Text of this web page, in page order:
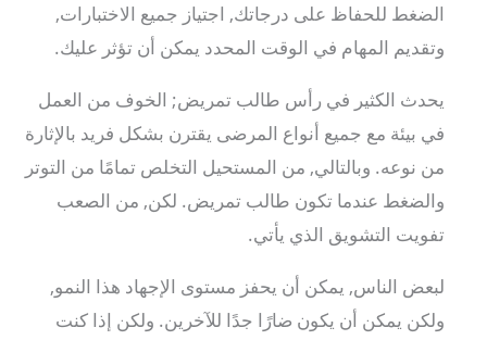
الضغط للحفاظ على درجاتك, اجتياز جميع الاختبارات,
وتقديم المهام في الوقت المحدد يمكن أن تؤثر عليك.
يحدث الكثير في رأس طالب تمريض; الخوف من العمل
في بيئة مع جميع أنواع المرضى يقترن بشكل فريد بالإثارة
من نوعه. وبالتالي, من المستحيل التخلص تمامًا من التوتر
والضغط عندما تكون طالب تمريض. لكن, من الصعب
تفويت التشويق الذي يأتي.
لبعض الناس, يمكن أن يحفز مستوى الإجهاد هذا النمو,
ولكن يمكن أن يكون ضارًا جدًا للآخرين. ولكن إذا كنت